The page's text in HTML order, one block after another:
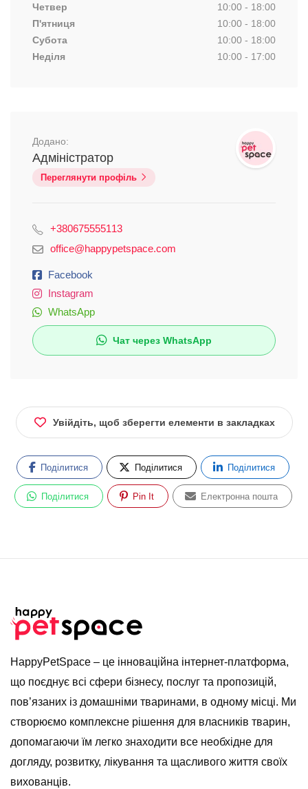
Четвер
10:00 - 18:00
П'ятниця
10:00 - 18:00
Субота
10:00 - 18:00
Неділя
10:00 - 17:00
Додано:
Адміністратор
Переглянути профіль
+380675555113
office@happypetspace.com
Facebook
Instagram
WhatsApp
Чат через WhatsApp
Увійдіть, щоб зберегти елементи в закладках
Поділитися Поділитися Поділитися
Поділитися Pin It Електронна пошта
HappyPetSpace – це інноваційна інтернет-платформа,
що поєднує всі сфери бізнесу, послуг та пропозицій,
пов’язаних із домашніми тваринами, в одному місці. Ми
створюємо комплексне рішення для власників тварин,
допомагаючи їм легко знаходити все необхідне для
догляду, розвитку, лікування та щасливого життя своїх
вихованців.